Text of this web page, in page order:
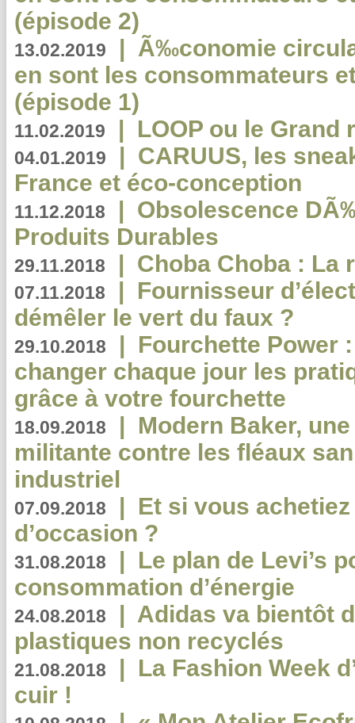
(épisode 2)
13.02.2019 | Ã‰conomie
en sont les consommateurs
(épisode 1)
11.02.2019 | LOOP ou le Grand
04.01.2019 | CARUUS, les
France et éco-conception
11.12.2018 | Obsolescence
Produits Durables
29.11.2018 | Choba Choba : La
07.11.2018 | Fournisseur
démêler le vert du faux ?
29.10.2018 | Fourchette Power
changer chaque jour les
grâce à votre fourchette
18.09.2018 | Modern Baker,
militante contre les fléaux
industriel
07.09.2018 | Et si vous
d’occasion ?
31.08.2018 | Le plan de Levi’s
consommation d’énergie
24.08.2018 | Adidas va bientôt
plastiques non recyclés
21.08.2018 | La Fashion Week
cuir !